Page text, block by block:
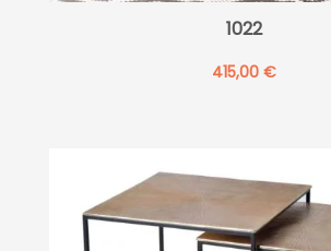
1022
415,00€